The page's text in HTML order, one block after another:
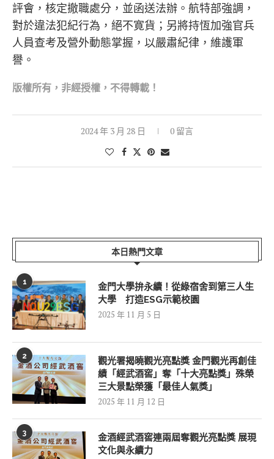
評會，核定撤職處分，並函送法辦。航特部強調，
對於違法犯紀行為，絕不寛貨；另將持恆加強官兵
人員查考及營外動態掌握，以嚴肅紀律，維護軍
譽。
版權所有，非經授權，不得轉載！
2024 年 3 月 28 日 0 留言
本日熱門文章
1
金門大學拚永續！從綠宿舍到第三人生
大學 打造ESG示範校園
2025 年 11 月 5 日
2
觀光署揭曉觀光亮點獎 金門觀光再創佳
績「經武酒窖」奪「十大亮點獎」殊榮
三大景點榮獲「最佳人氣獎」
2025 年 11 月 12 日
3
金酒經武酒窖連兩屆奪觀光亮點獎 展現
文化與永續力